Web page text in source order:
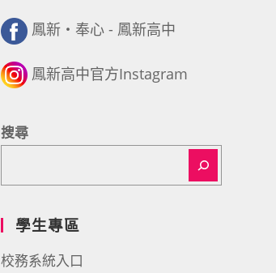
鳳新・奉心 - 鳳新高中
鳳新高中官方Instagram
搜尋
學生專區
校務系統入口